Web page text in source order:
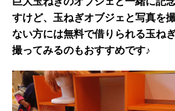
すけど、玉ねぎオブジェと写真を
ない方には無料で借りられる玉ね
撮ってみるのもおすすめです♪